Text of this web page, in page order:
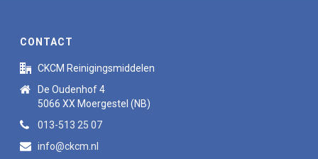
CONTACT
CKCM Reinigingsmiddelen
De Oudenhof 4
5066 XX Moergestel (NB)
013-513 25 07
info@ckcm.nl